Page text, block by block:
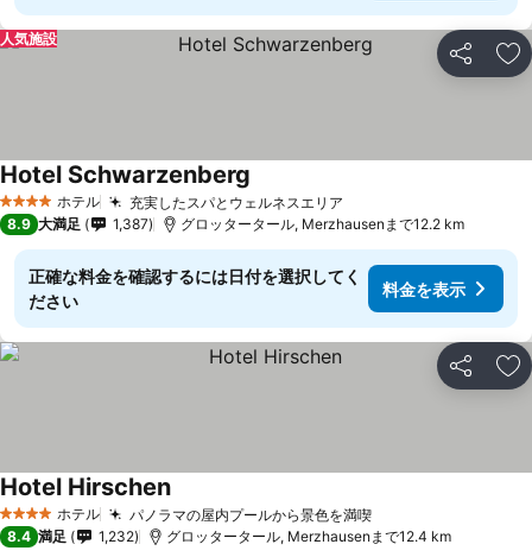
シェア お
人気施設
4 ホテルのランク
ホテル 充実したスパとウェルネスエリア
Hotel Schwarzenberg
8.9 大満足 1,387 グロッタータール, Merzhausenまで12.2 km
正確な料金を確認するには日付を選択してく
ださい
料金を表示
シェア お
4 ホテルのランク
ホテル パノラマの屋内プールから景色を満喫
Hotel Hirschen
8.4 満足 1,232 グロッタータール, Merzhausenまで12.4 km